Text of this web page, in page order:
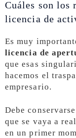
Cuáles son los
licencia de
Es muy
licencia de
que esas
hacemos el
empresario.
Debe
que se vaya a
en un primer